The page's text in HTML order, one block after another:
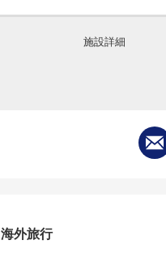
施設詳細
海外旅行